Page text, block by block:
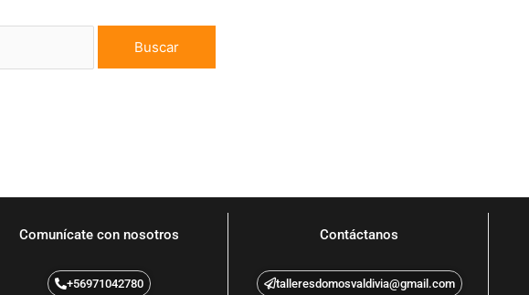
Comunícate con nosotros
+56971042780
Contáctanos
talleresdomosvaldivia@gmail.com